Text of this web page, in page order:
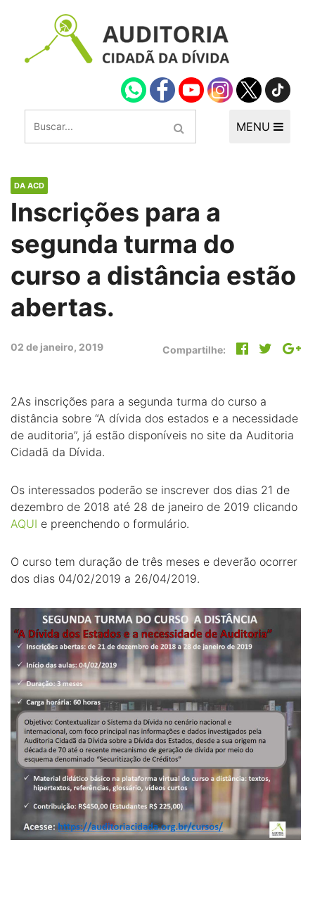
MENU
DA ACD
Inscrições para a
segunda turma do
curso a distância estão
abertas.
02 de janeiro, 2019 Compartilhe:
2As inscrições para a segunda turma do curso a
distância sobre “A dívida dos estados e a necessidade
de auditoria”, já estão disponíveis no site da Auditoria
Cidadã da Dívida.
Os interessados poderão se inscrever dos dias 21 de
dezembro de 2018 até 28 de janeiro de 2019 clicando
AQUI e preenchendo o formulário.
O curso tem duração de três meses e deverão ocorrer
dos dias 04/02/2019 a 26/04/2019.